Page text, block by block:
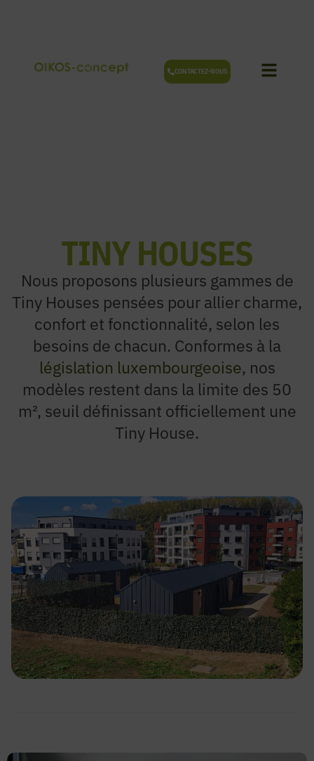
CONTACTEZ-NOUS
TINY HOUSES
Nous proposons plusieurs gammes de
Tiny Houses pensées pour allier charme,
confort et fonctionnalité, selon les
besoins de chacun. Conformes à la
législation luxembourgeoise, nos
modèles restent dans la limite des 50
m², seuil définissant officiellement une
Tiny House.